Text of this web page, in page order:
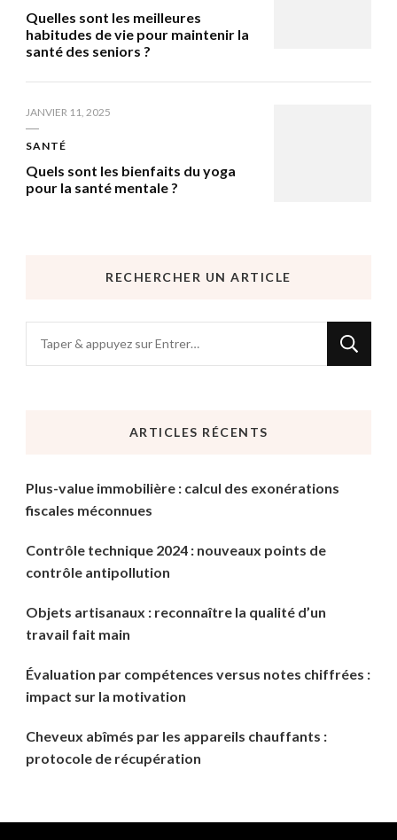
Quelles sont les meilleures
habitudes de vie pour maintenir la
santé des seniors ?
JANVIER 11, 2025
SANTÉ
Quels sont les bienfaits du yoga
pour la santé mentale ?
RECHERCHER UN ARTICLE
recherchiez
ARTICLES RÉCENTS
Plus-value immobilière : calcul des exonérations
fiscales méconnues
Contrôle technique 2024 : nouveaux points de
contrôle antipollution
Objets artisanaux : reconnaître la qualité d’un
travail fait main
Évaluation par compétences versus notes chiffrées :
impact sur la motivation
Cheveux abîmés par les appareils chauffants :
protocole de récupération